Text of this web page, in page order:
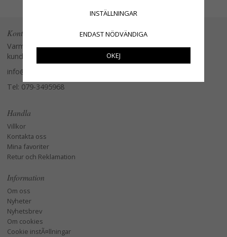
Kontakta oss
Varmt välkommen att kontakta vår
kundtjänst.
info@glasverandan.se
Tel: 079-3495968
Handla
Villkor
Kontakta oss
Mina favoriter
Retur och Reklamation
Information
Om oss
Nyheter
Nyhetsbrev
Om cookies
Cookie instÃ¤llningar
INSTÄLLNINGAR
ENDAST NÖDVÄNDIGA
OKEJ